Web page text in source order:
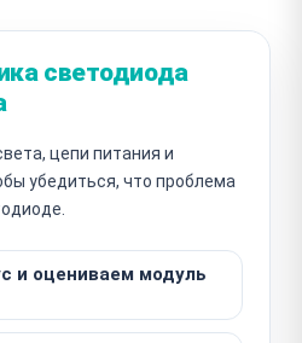
светодиода
цепи питания и
убедиться, что проблема
и оцениваем модуль